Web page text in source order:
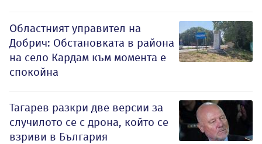
Oбластният управител на
Добрич: Обстановката в района
на село Кардам към момента е
спокойна
Тагарев разкри две версии за
случилото се с дрона, който се
взриви в България